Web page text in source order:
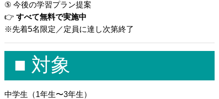
⑤ 今後の学習プラン提案
👉 すべて無料で実施中
※先着5名限定／定員に達し次第終了
■ 対象
中学生（1年生〜3年生）